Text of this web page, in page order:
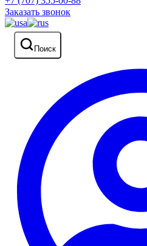
Заказать звонок
Поиск